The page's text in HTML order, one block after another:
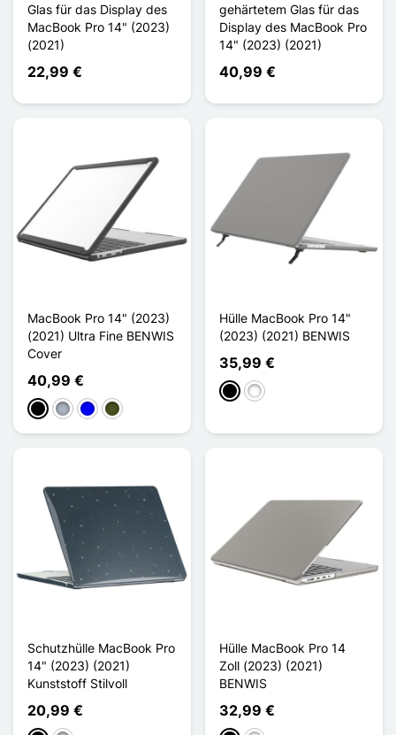
Glas für das Display des
MacBook Pro 14" (2023)
(2021)
22,99 €
gehärtetem Glas für das
Display des MacBook Pro
14" (2023) (2021)
40,99 €
MacBook Pro 14" (2023)
(2021) Ultra Fine BENWIS
Cover
40,99 €
Schwarz
GrauBlauVert Armée
Hülle MacBook Pro 14"
(2023) (2021) BENWIS
35,99 €
Noir Transparent
Blanc Transparent
Schutzhülle MacBook Pro
14" (2023) (2021)
Kunststoff Stilvoll
20,99 €
Hülle MacBook Pro 14
Zoll (2023) (2021)
BENWIS
32,99 €